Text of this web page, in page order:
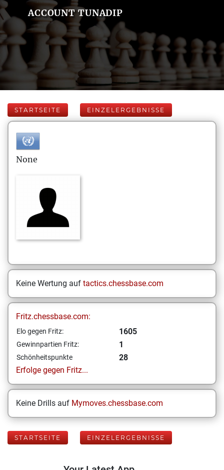
ACCOUNT TUNADIP
STARTSEITE EINZELERGEBNISSE
None
Keine Wertung auf tactics.chessbase.com
Fritz.chessbase.com:
Elo gegen Fritz: 1605
Gewinnpartien Fritz: 1
Schönheitspunkte
28
Erfolge gegen Fritz...
Keine Drills auf Mymoves.chessbase.com
STARTSEITE EINZELERGEBNISSE